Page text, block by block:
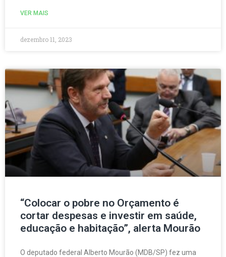
VER MAIS
dezembro 11, 2023
“Colocar o pobre no Orçamento é
cortar despesas e investir em saúde,
educação e habitação”, alerta Mourão
O deputado federal Alberto Mourão (MDB/SP) fez uma